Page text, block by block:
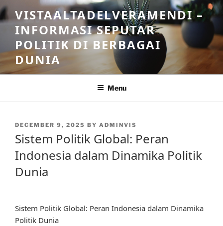
Skip
to
content
VISTAALTADELVERAMENDI –
INFORMASI SEPUTAR
POLITIK DI BERBAGAI
DUNIA
Menu
POSTED
ON
DECEMBER 9, 2025 BY ADMINVIS
Sistem Politik Global: Peran
Indonesia dalam Dinamika Politik
Dunia
Sistem Politik Global: Peran Indonesia dalam Dinamika
Politik Dunia